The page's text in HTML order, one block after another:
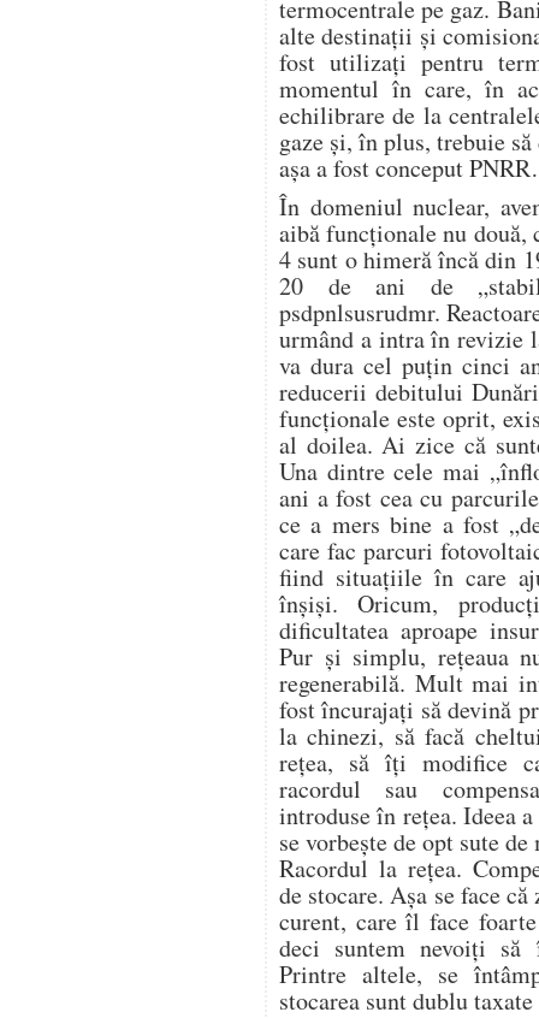
termocentrale pe gaz.
alte destinații și
fost utilizați pentru
momentul în care, în
echilibrare de la
gaze și, în plus, trebuie
așa a fost conceput
În domeniul nuclear,
aibă funcționale nu două,
4 sunt o himeră încă din
20 de ani de
psdpnlsusrudmr.
urmând a intra în revizie
va dura cel puțin cinci
reducerii debitului
funcționale este oprit,
al doilea. Ai zice că
Una dintre cele mai
ani a fost cea cu
ce a mers bine a fost
care fac parcuri
fiind situațiile în care
înșiși. Oricum,
dificultatea aproape
Pur și simplu, rețeaua
regenerabilă. Mult mai
fost încurajați să devină
la chinezi, să facă
rețea, să îți modifice
racordul sau
introduse în rețea. Ideea
se vorbește de opt sute
Racordul la rețea.
de stocare. Așa se face
curent, care îl face
deci suntem nevoiți să
Printre altele, se
stocarea sunt dublu